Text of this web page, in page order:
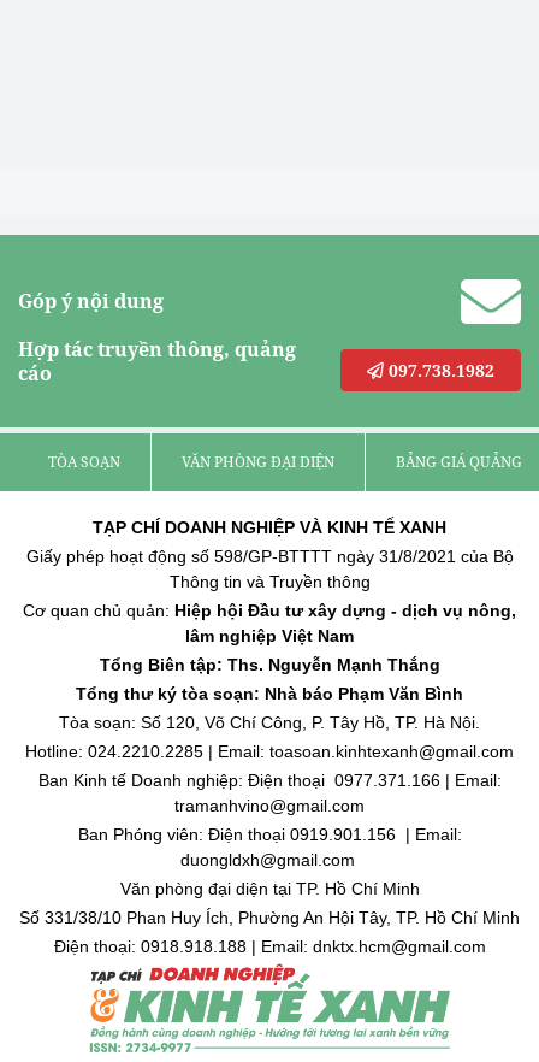
Góp ý nội dung
Hợp tác truyền thông, quảng
cáo
097.738.1982
TÒA SOẠN VĂN PHÒNG ĐẠI DIỆN BẢNG GIÁ QUẢNG
TẠP CHÍ DOANH NGHIỆP VÀ KINH TẾ XANH
Giấy phép hoạt động số 598/GP-BTTTT ngày 31/8/2021 của Bộ
Thông tin và Truyền thông
Cơ quan chủ quản: Hiệp hội Đầu tư xây dựng - dịch vụ nông,
lâm nghiệp Việt Nam
Tổng Biên tập: Ths. Nguyễn Mạnh Thắng
Tổng thư ký tòa soạn: Nhà báo Phạm Văn Bình
Tòa soạn: Số 120, Võ Chí Công, P. Tây Hồ, TP. Hà Nội.
Hotline: 024.2210.2285 | Email: toasoan.kinhtexanh@gmail.com
Ban Kinh tế Doanh nghiệp: Điện thoại 0977.371.166 | Email:
tramanhvino@gmail.com
Ban Phóng viên: Điện thoại 0919.901.156 | Email:
duongldxh@gmail.com
Văn phòng đại diện tại TP. Hồ Chí Minh
Số 331/38/10 Phan Huy Ích, Phường An Hội Tây, TP. Hồ Chí Minh
Điện thoại: 0918.918.188 | Email: dnktx.hcm@gmail.com